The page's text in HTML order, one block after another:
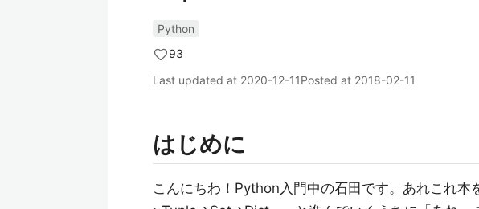
Python
93
Last updated at 2020-12-11Posted at 2018-02-11
はじめに
こんにちわ！Python入門中の石田です。あれこれ